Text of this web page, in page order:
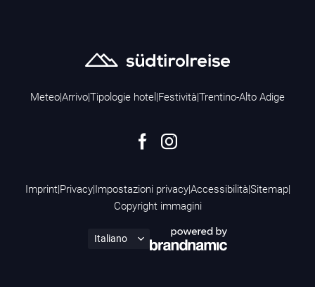
Meteo|Arrivo|Tipologie hotel |Festività|Trentino-Alto Adige
Imprint|Privacy|Impostazioni privacy|Accessibilità|Sitemap|
Copyright immagini